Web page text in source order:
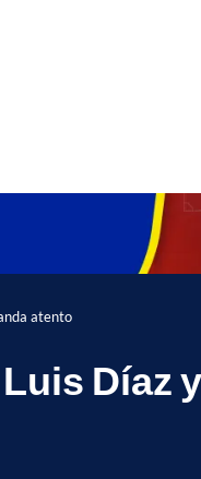
atento
Díaz